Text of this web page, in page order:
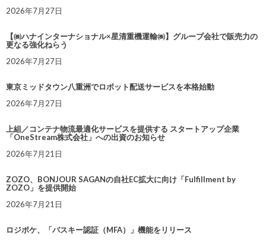
2026年7月27日
【㈱ハナインターナショナル×星清重機運輸㈱】グループ会社で販売力の
更なる強化ねらう
2026年7月27日
東京ミッドタウン八重洲でロボット配送サービスを本格始動
2026年7月27日
上組／コンテナ物流最適化サービスを提供する スタートアップ企業
「OneStream株式会社」への出資のお知らせ
2026年7月21日
ZOZO、BONJOUR SAGANの自社EC拡大に向け「Fulfillment by
ZOZO」を提供開始
2026年7月21日
ロジポケ、「パスキー認証（MFA）」機能をリリース